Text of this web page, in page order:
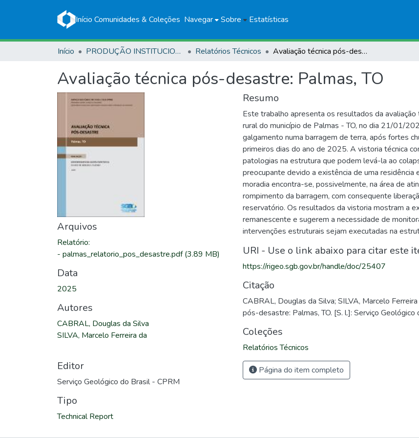
Início Comunidades & Coleções Navegar Sobre Estatísticas
Início PRODUÇÃO INSTITUCIONAL Relatórios Técnicos Avaliação técnica pós-desastre: Palmas, TO
Avaliação técnica pós-desastre: Palmas, TO
Arquivos
Relatório:
- palmas_relatorio_pos_desastre.pdf(3.89 MB)
Data
2025
Autores
CABRAL, Douglas da Silva
SILVA, Marcelo Ferreira da
Editor
Serviço Geológico do Brasil - CPRM
Tipo
Technical Report
Resumo
Este trabalho apresenta os resultados da avaliação
rural do município de Palmas - TO, no dia 21/01/
galgamento numa barragem de terra, após fortes
primeiros dias do ano de 2025. A vistoria técnica
patologias na estrutura que podem levá-la ao
preocupante devido a existência de uma residência
moradia encontra-se, possivelmente, na área de
rompimento da barragem, com consequente
reservatório. Os resultados da vistoria mostram a
remanescente e sugerem a necessidade de
intervenções estruturais sejam executadas na
URI - Use o link abaixo para citar este
https://rigeo.sgb.gov.br/handle/doc/25407
Citação
CABRAL, Douglas da Silva; SILVA, Marcelo
pós-desastre: Palmas, TO. [S. l.]: Serviço
Coleções
Relatórios Técnicos
Página do item completo